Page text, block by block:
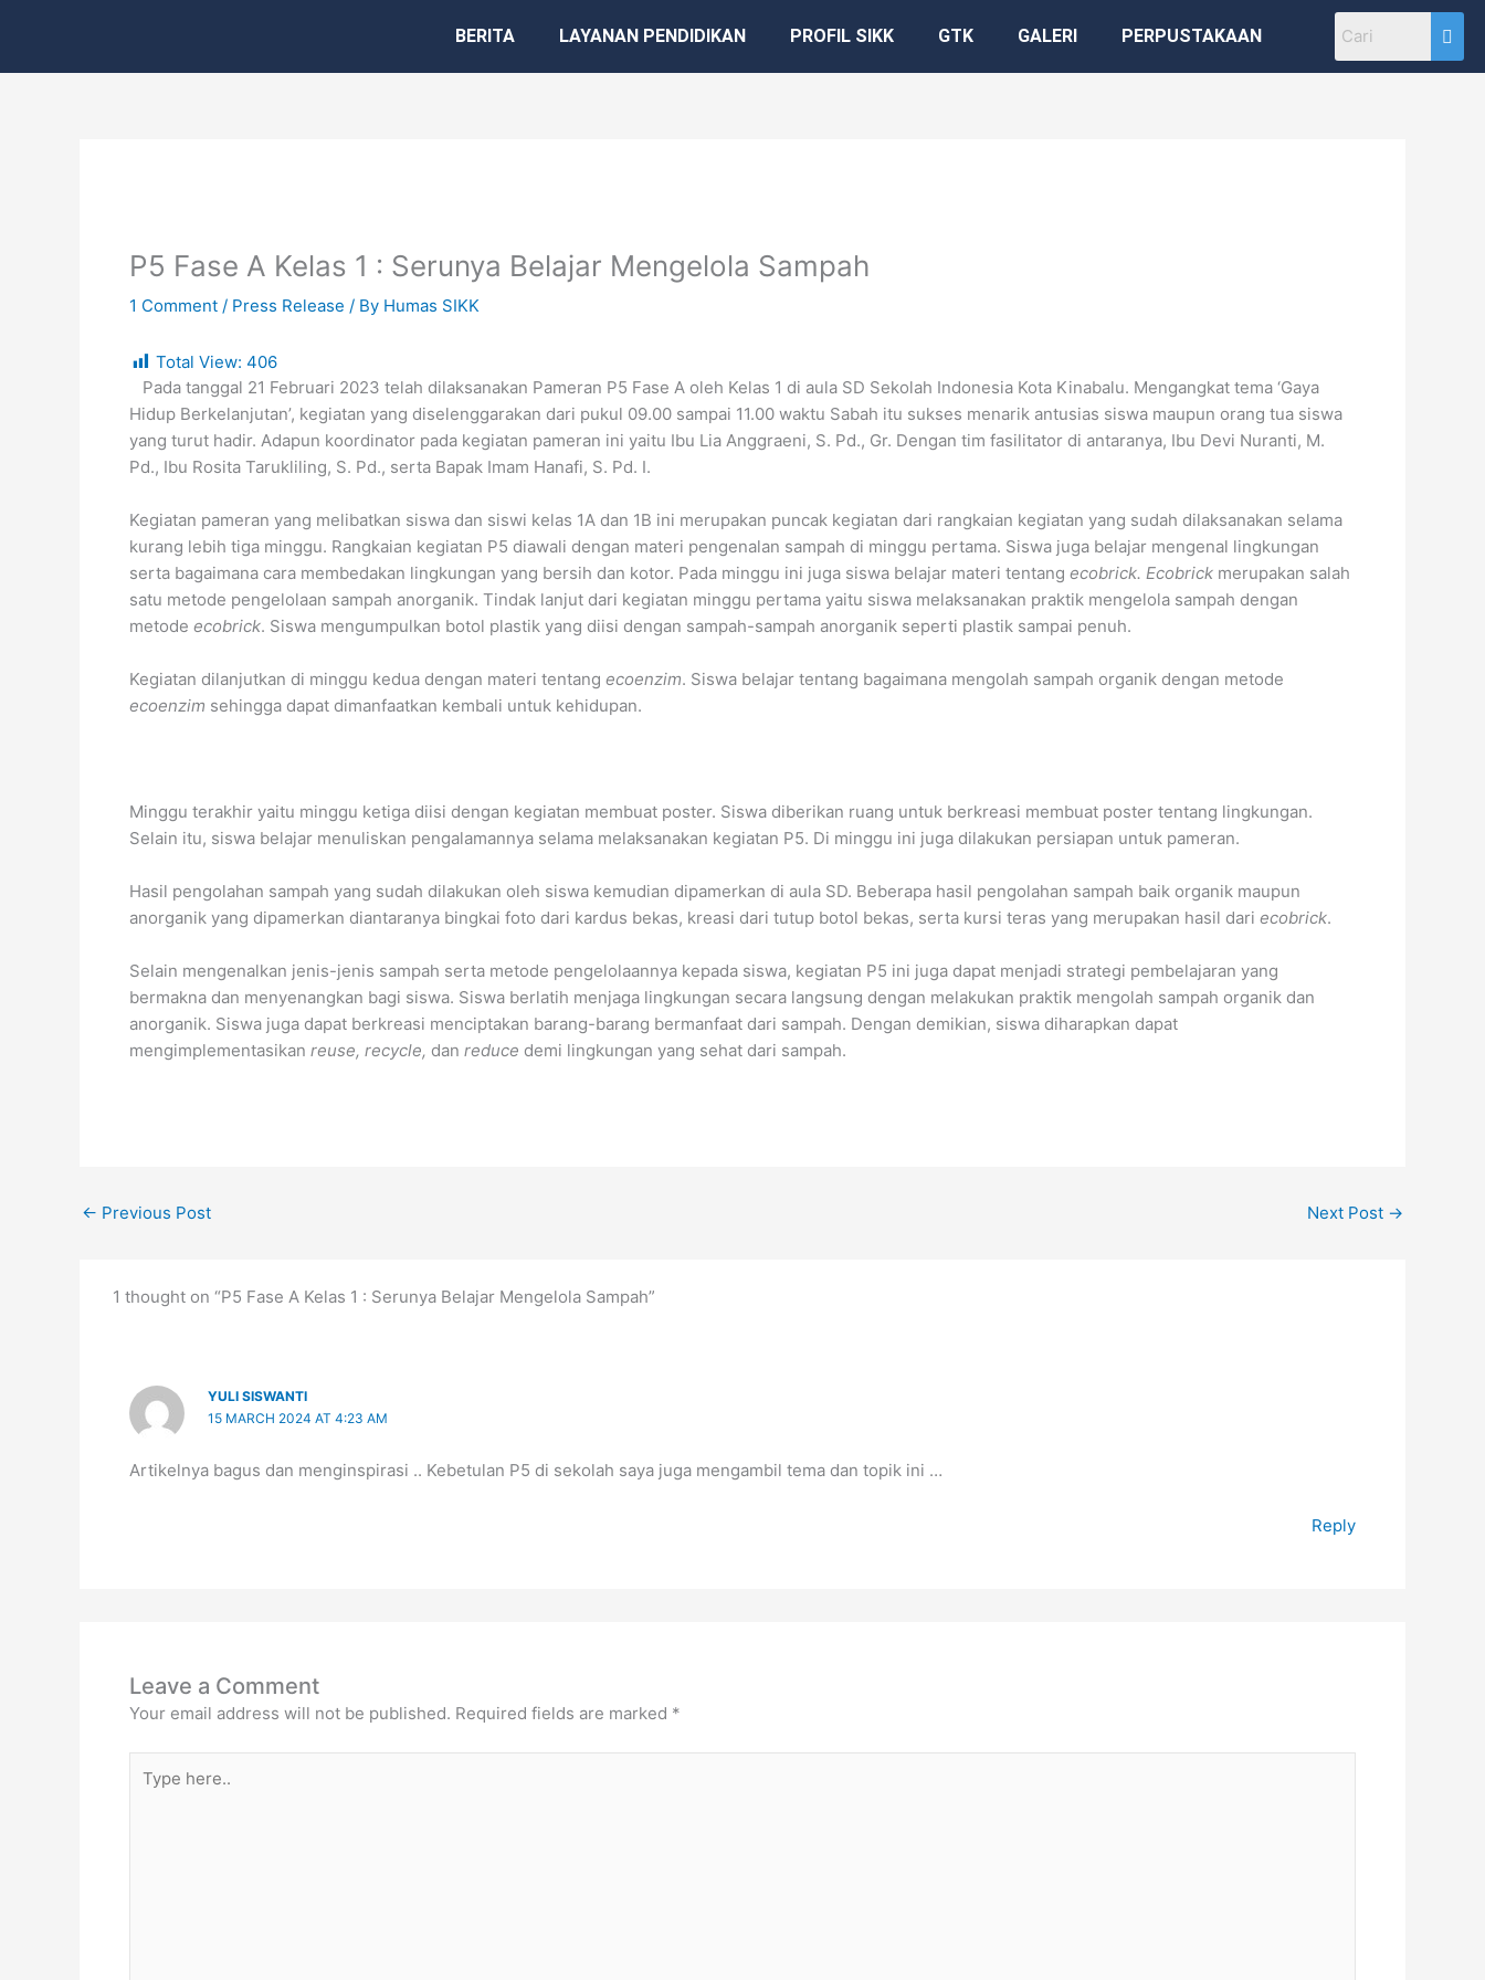
BERITA LAYANAN PENDIDIKAN PROFIL SIKK GTK GALERI PERPUSTAKAAN
P5 Fase A Kelas 1 : Serunya Belajar Mengelola Sampah
1 Comment / Press Release / By Humas SIKK
Total View: 406
Pada tanggal 21 Februari 2023 telah dilaksanakan Pameran P5 Fase A oleh Kelas 1 di aula SD Sekolah Indonesia Kota Kinabalu. Mengangkat tema ‘Gaya
Hidup Berkelanjutan’, kegiatan yang diselenggarakan dari pukul 09.00 sampai 11.00 waktu Sabah itu sukses menarik antusias siswa maupun orang tua siswa
yang turut hadir. Adapun koordinator pada kegiatan pameran ini yaitu Ibu Lia Anggraeni, S. Pd., Gr. Dengan tim fasilitator di antaranya, Ibu Devi Nuranti, M.
Pd., Ibu Rosita Tarukliling, S. Pd., serta Bapak Imam Hanafi, S. Pd. I.
Kegiatan pameran yang melibatkan siswa dan siswi kelas 1A dan 1B ini merupakan puncak kegiatan dari rangkaian kegiatan yang sudah dilaksanakan selama
kurang lebih tiga minggu. Rangkaian kegiatan P5 diawali dengan materi pengenalan sampah di minggu pertama. Siswa juga belajar mengenal lingkungan
serta bagaimana cara membedakan lingkungan yang bersih dan kotor. Pada minggu ini juga siswa belajar materi tentang ecobrick. Ecobrick merupakan salah
satu metode pengelolaan sampah anorganik. Tindak lanjut dari kegiatan minggu pertama yaitu siswa melaksanakan praktik mengelola sampah dengan
metode ecobrick. Siswa mengumpulkan botol plastik yang diisi dengan sampah-sampah anorganik seperti plastik sampai penuh.
Kegiatan dilanjutkan di minggu kedua dengan materi tentang ecoenzim. Siswa belajar tentang bagaimana mengolah sampah organik dengan metode
ecoenzim sehingga dapat dimanfaatkan kembali untuk kehidupan.
Minggu terakhir yaitu minggu ketiga diisi dengan kegiatan membuat poster. Siswa diberikan ruang untuk berkreasi membuat poster tentang lingkungan.
Selain itu, siswa belajar menuliskan pengalamannya selama melaksanakan kegiatan P5. Di minggu ini juga dilakukan persiapan untuk pameran.
Hasil pengolahan sampah yang sudah dilakukan oleh siswa kemudian dipamerkan di aula SD. Beberapa hasil pengolahan sampah baik organik maupun
anorganik yang dipamerkan diantaranya bingkai foto dari kardus bekas, kreasi dari tutup botol bekas, serta kursi teras yang merupakan hasil dari ecobrick.
Selain mengenalkan jenis-jenis sampah serta metode pengelolaannya kepada siswa, kegiatan P5 ini juga dapat menjadi strategi pembelajaran yang
bermakna dan menyenangkan bagi siswa. Siswa berlatih menjaga lingkungan secara langsung dengan melakukan praktik mengolah sampah organik dan
anorganik. Siswa juga dapat berkreasi menciptakan barang-barang bermanfaat dari sampah. Dengan demikian, siswa diharapkan dapat
mengimplementasikan reuse, recycle, dan reduce demi lingkungan yang sehat dari sampah.
← Previous Post Next Post →
1 thought on “P5 Fase A Kelas 1 : Serunya Belajar Mengelola Sampah”
YULI SISWANTI
15 MARCH 2024 AT 4:23 AM
Artikelnya bagus dan menginspirasi .. Kebetulan P5 di sekolah saya juga mengambil tema dan topik ini …
Reply
Leave a Comment
Your email address will not be published. Required fields are marked *
here..